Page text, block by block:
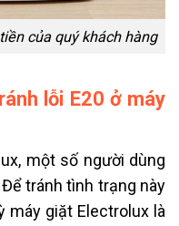
của quý khách hàng
lỗi E20 ở máy
một số người dùng
tránh tình trạng này
máy giặt Electrolux là